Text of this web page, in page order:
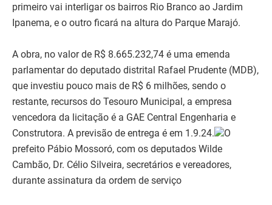
primeiro vai interligar os bairros Rio Branco ao Jardim
Ipanema, e o outro ficará na altura do Parque Marajó.
A obra, no valor de R$ 8.665.232,74 é uma emenda
parlamentar do deputado distrital Rafael Prudente (MDB),
que investiu pouco mais de R$ 6 milhões, sendo o
restante, recursos do Tesouro Municipal, a empresa
vencedora da licitação é a GAE Central Engenharia e
Construtora. A previsão de entrega é em 1.9.24.
O
prefeito Pábio Mossoró, com os deputados Wilde
Cambão, Dr. Célio Silveira, secretários e vereadores,
durante assinatura da ordem de serviço